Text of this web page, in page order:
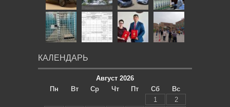
КАЛЕНДАРЬ
Август 2026
Пн
Вт Ср Чт Пт Сб
Вс
1
2